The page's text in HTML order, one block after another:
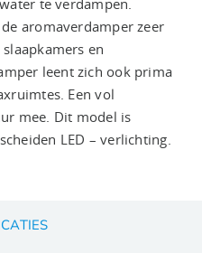
te verdampen.
aromaverdamper zeer
en
leent zich ook prima
Een vol
mee. Dit model is
LED – verlichting.